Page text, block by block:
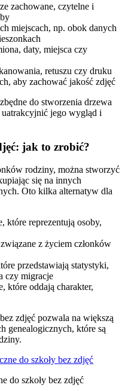
zachowane, czytelne i
miejscach, np. obok danych
daty, miejsca czy
retuszu czy druku
aby zachować jakość zdjęć
do stworzenia drzewa
uatrakcyjnić jego wygląd i
jak to zrobić?
rodziny, można stworzyć
się na innych
Oto kilka alternatyw dla
które reprezentują osoby,
z życiem członków
przedstawiają statystyki,
czy migracje
które oddają charakter,
zdjęć pozwala na większą
genealogicznych, które są
do szkoły bez zdjęć